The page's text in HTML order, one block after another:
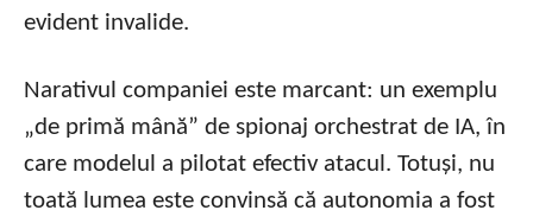
evident invalide.
Narativul companiei este marcant: un exemplu
„de primă mână” de spionaj orchestrat de IA, în
care modelul a pilotat efectiv atacul. Totuși, nu
toată lumea este convinsă că autonomia a fost